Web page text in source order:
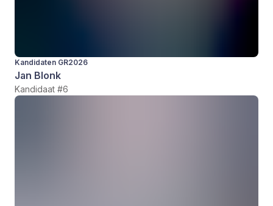
Kandidaten GR2026
Jan Blonk
Kandidaat #6